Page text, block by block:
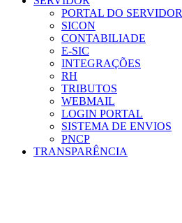
PORTAL DO SERVIDOR
SICON
CONTABILIADE
E-SIC
INTEGRAÇÕES
RH
TRIBUTOS
WEBMAIL
LOGIN PORTAL
SISTEMA DE ENVIOS
PNCP
TRANSPARÊNCIA